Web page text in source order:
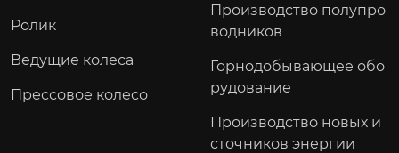
Ролик
Ведущие колеса
Прессовое колесо
Производство полупро
водников
Горнодобывающее обо
рудование
Производство новых и
сточников энергии